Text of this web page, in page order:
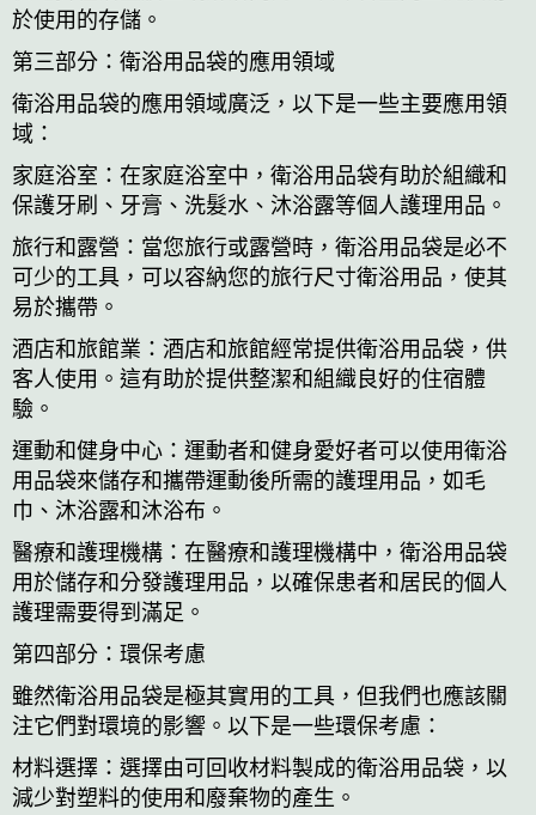
於使用的存儲。
第三部分：衛浴用品袋的應用領域
衛浴用品袋的應用領域廣泛，以下是一些主要應用領
域：
家庭浴室：在家庭浴室中，衛浴用品袋有助於組織和
保護牙刷、牙膏、洗髮水、沐浴露等個人護理用品。
旅行和露營：當您旅行或露營時，衛浴用品袋是必不
可少的工具，可以容納您的旅行尺寸衛浴用品，使其
易於攜帶。
酒店和旅館業：酒店和旅館經常提供衛浴用品袋，供
客人使用。這有助於提供整潔和組織良好的住宿體
驗。
運動和健身中心：運動者和健身愛好者可以使用衛浴
用品袋來儲存和攜帶運動後所需的護理用品，如毛
巾、沐浴露和沐浴布。
醫療和護理機構：在醫療和護理機構中，衛浴用品袋
用於儲存和分發護理用品，以確保患者和居民的個人
護理需要得到滿足。
第四部分：環保考慮
雖然衛浴用品袋是極其實用的工具，但我們也應該關
注它們對環境的影響。以下是一些環保考慮：
材料選擇：選擇由可回收材料製成的衛浴用品袋，以
減少對塑料的使用和廢棄物的產生。